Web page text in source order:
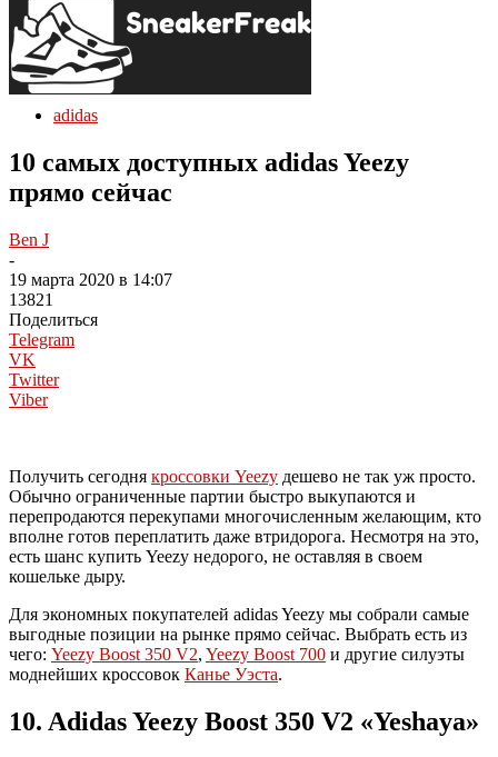
adidas
10 самых доступных adidas Yeezy
прямо сейчас
Ben J
-
19 марта 2020 в 14:07
13821
Поделиться
Telegram
VK
Twitter
Viber
Получить сегодня кроссовки Yeezy дешево не так уж просто.
Обычно ограниченные партии быстро выкупаются и
перепродаются перекупами многочисленным желающим, кто
вполне готов переплатить даже втридорога. Несмотря на это,
есть шанс купить Yeezy недорого, не оставляя в своем
кошельке дыру.
Для экономных покупателей adidas Yeezy мы собрали самые
выгодные позиции на рынке прямо сейчас. Выбрать есть из
чего: Yeezy Boost 350 V2, Yeezy Boost 700 и другие силуэты
моднейших кроссовок Канье Уэста.
10. Adidas Yeezy Boost 350 V2 «Yeshaya»